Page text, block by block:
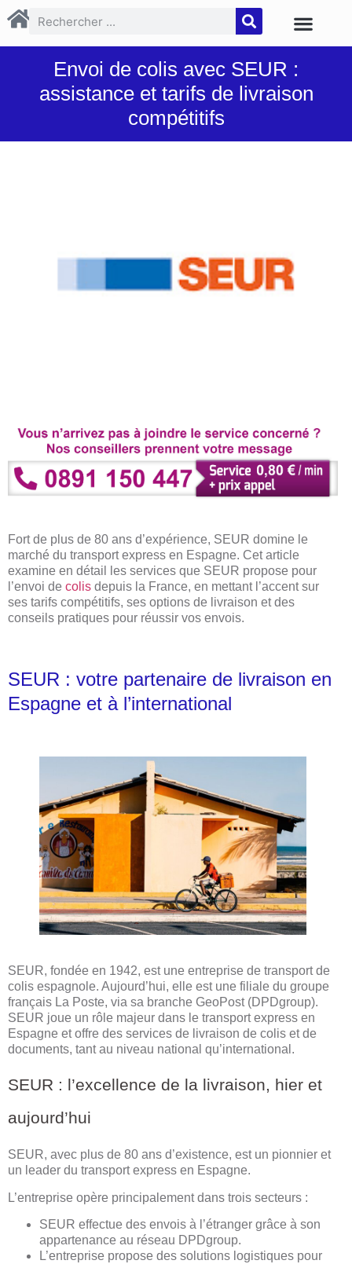
Envoi de colis avec SEUR :
assistance et tarifs de livraison
compétitifs
Fort de plus de 80 ans d’expérience, SEUR domine le
marché du transport express en Espagne. Cet article
examine en détail les services que SEUR propose pour
l’envoi de colis depuis la France, en mettant l’accent sur
ses tarifs compétitifs, ses options de livraison et des
conseils pratiques pour réussir vos envois.
SEUR : votre partenaire de livraison en
Espagne et à l’international
SEUR, fondée en 1942, est une entreprise de transport de
colis espagnole. Aujourd’hui, elle est une filiale du groupe
français La Poste, via sa branche GeoPost (DPDgroup).
SEUR joue un rôle majeur dans le transport express en
Espagne et offre des services de livraison de colis et de
documents, tant au niveau national qu’international.
SEUR : l’excellence de la livraison, hier et
aujourd’hui
SEUR, avec plus de 80 ans d’existence, est un pionnier et
un leader du transport express en Espagne.
L’entreprise opère principalement dans trois secteurs :
SEUR effectue des envois à l’étranger grâce à son
appartenance au réseau DPDgroup.
L’entreprise propose des solutions logistiques pour